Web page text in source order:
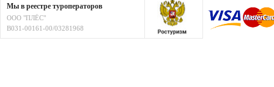
Мы в реестре туроператоров
ООО "ПЛЁС"
В031-00161-00/03281968